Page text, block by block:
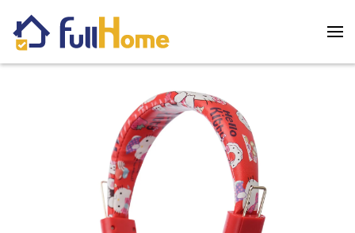
Skip to main content